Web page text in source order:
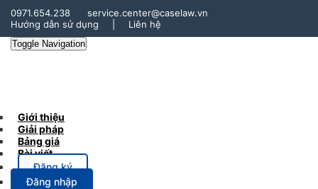
0971.654.238
service.center@caselaw.vn
Hướng dẫn sử dụng
Liên hệ
Toggle Navigation
Giới thiệu
Giải pháp
Bảng giá
Bài viết
Đăng ký
Đăng nhập